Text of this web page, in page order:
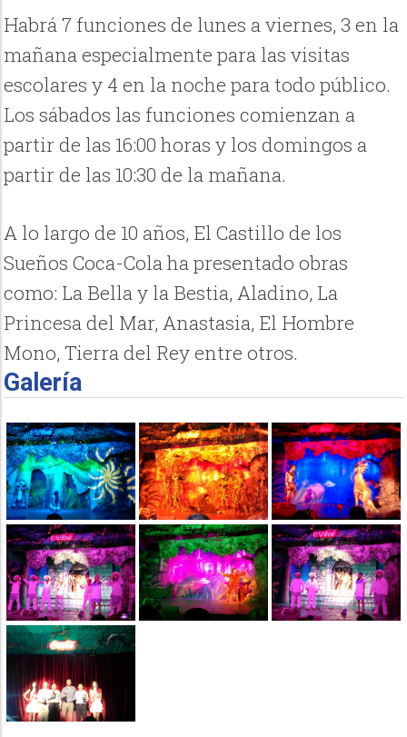
Habrá 7 funciones de lunes a viernes, 3 en la
mañana especialmente para las visitas
escolares y 4 en la noche para todo público.
Los sábados las funciones comienzan a
partir de las 16:00 horas y los domingos a
partir de las 10:30 de la mañana.
A lo largo de 10 años, El Castillo de los
Sueños Coca-Cola ha presentado obras
como: La Bella y la Bestia, Aladino, La
Princesa del Mar, Anastasia, El Hombre
Mono, Tierra del Rey entre otros.
Galería